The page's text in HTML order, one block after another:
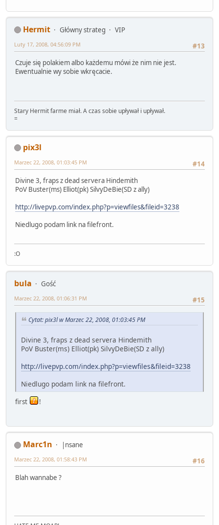
Hermit Główny strateg
VIP
#13
Luty 17, 2008, 04:56:09 PM
Czuje się polakiem albo każdemu mówi że nim nie jest.
Ewentualnie wy sobie wkręcacie.
Stary Hermit farme miał. A czas sobie upływał i upływał.
=
pix3l
#14
Marzec 22, 2008, 01:03:45 PM
Divine 3, fraps z dead servera Hindemith
PoV Buster(ms) Elliot(pk) SilvyDeBie(SD z ally)
http://livepvp.com/index.php?p=viewfiles&fileid=3238
Niedlugo podam link na filefront.
:O
bula
Gość
#15
Marzec 22, 2008, 01:06:31 PM
Cytat: pix3l w Marzec 22, 2008, 01:03:45 PM
Divine 3, fraps z dead servera Hindemith
PoV Buster(ms) Elliot(pk) SilvyDeBie(SD z ally)
http://livepvp.com/index.php?p=viewfiles&fileid=3238
Niedlugo podam link na filefront.
first !
Marc1n
|nsane
#16
Marzec 22, 2008, 01:58:43 PM
Blah wannabe ?